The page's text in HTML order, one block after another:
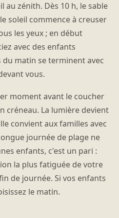
au zénith. Dès 10 h, le sable
soleil commence à creuser
les yeux ; en début
avec des enfants
du matin se terminent avec
vous.
moment avant le coucher
créneau. La lumière devient
convient aux familles avec
journée de plage ne
enfants, c'est un pari :
la plus fatiguée de votre
de journée. Si vos enfants
le matin.